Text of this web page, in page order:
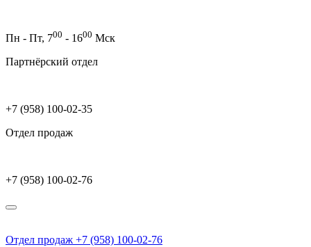
Пн - Пт, 700 - 1600 Мск
Партнёрский отдел
+7 (958) 100-02-35
Отдел продаж
+7 (958) 100-02-76
Отдел продаж +7 (958) 100-02-76